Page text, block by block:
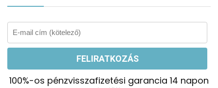
100%-os pénzvisszafizetési garancia 14 napon